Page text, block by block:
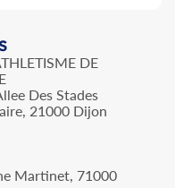
DE
Des Stades
21000 Dijon
Martinet, 71000